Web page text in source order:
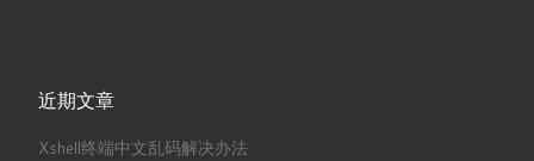
近期文章
Xshell终端中文乱码解决办法